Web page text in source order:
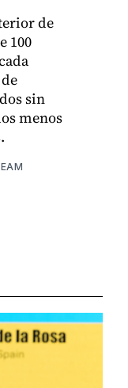
de
100
sin
menos